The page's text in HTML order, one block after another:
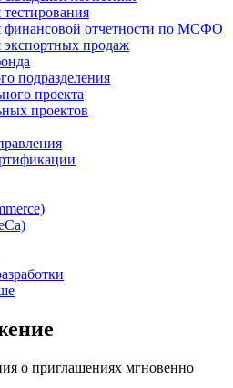
финансовой отчетности по МСФО
экспортных продаж
подразделения
проекта
проектов
о приглашениях мгновенно